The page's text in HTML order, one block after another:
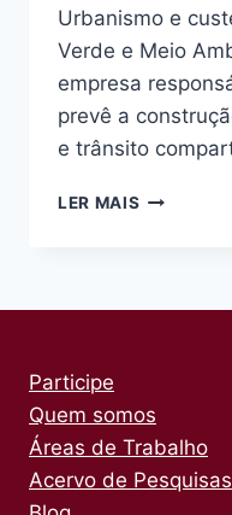
Urbanismo e
Verde e Meio
empresa
prevê a
e trânsito
LER MAIS
Participe
Quem somos
Áreas de Trabalho
Acervo de Pesquisas